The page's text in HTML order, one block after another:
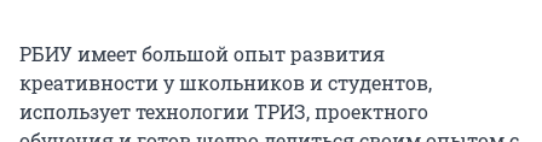
РБИУ имеет большой опыт развития
креативности у школьников и студентов,
использует технологии ТРИЗ, проектного